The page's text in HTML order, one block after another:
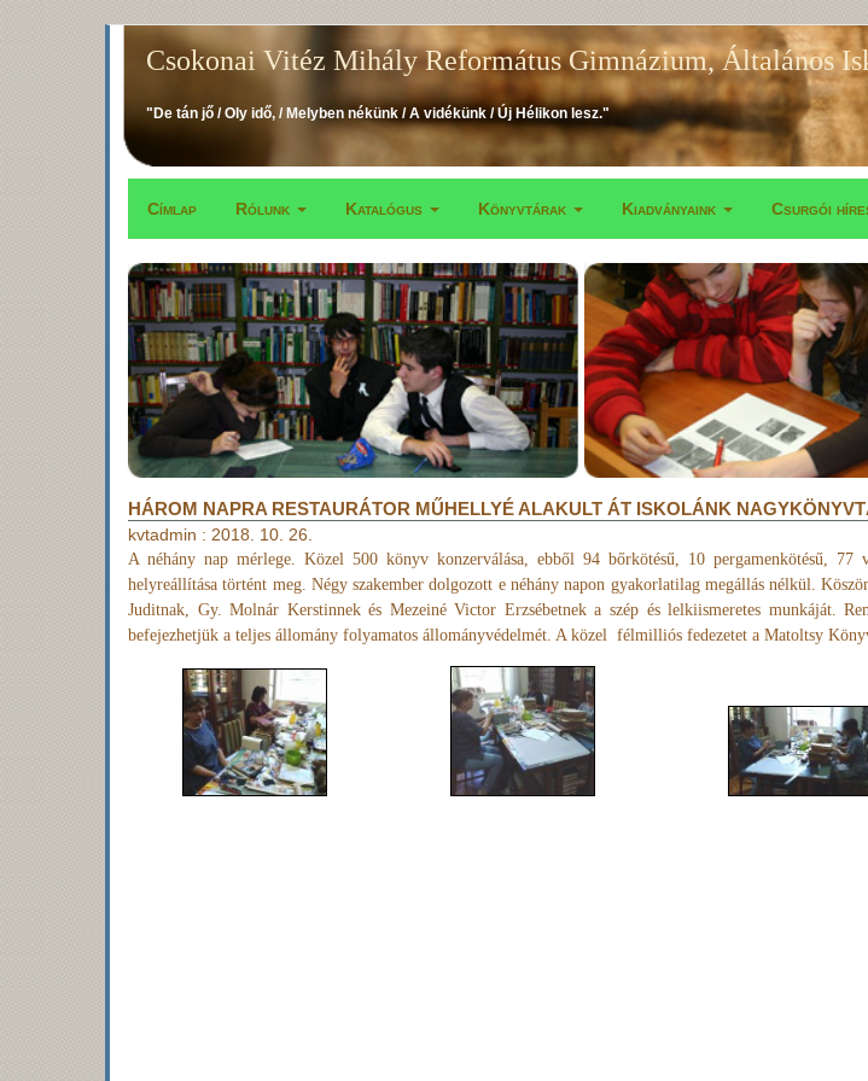
Csokonai Vitéz Mihály Református Gimnázium, Általános
"De tán jő / Oly idő, / Melyben nékünk / A vidékünk / Új Hélikon lesz."
Fő
navigáció
Címlap Rólunk Katalógus Könyvtárak Kiadványaink Csurgói
HÁROM NAPRA RESTAURÁTOR MŰHELLYÉ ALAKULT ÁT ISKOLÁNK
kvtadmin : 2018. 10. 26.
A néhány nap mérlege. Közel 500 könyv konzerválása, ebből 94 bőrkötésű, 10 pergamenkötésű, 77
helyreállítása történt meg. Négy szakember dolgozott e néhány napon gyakorlatilag megállás nélkül.
Juditnak, Gy. Molnár Kerstinnek és Mezeiné Victor Erzsébetnek a szép és lelkiismeretes munkáját.
befejezhetjük a teljes állomány folyamatos állományvédelmét. A közel félmilliós fedezetet a Matoltsy